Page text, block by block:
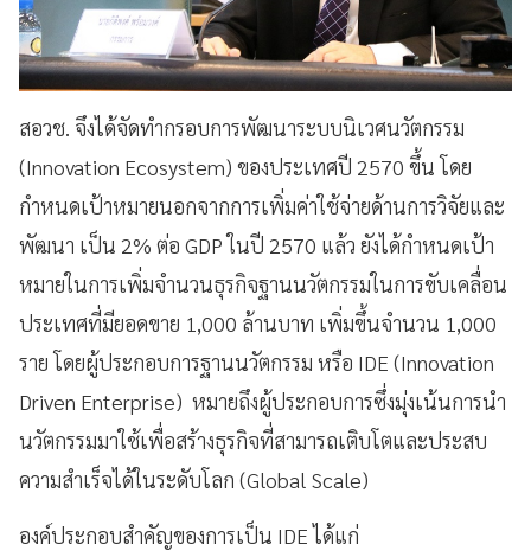
สอวช. จึงได้จัดทำกรอบการพัฒนาระบบนิเวศนวัตกรรม
(Innovation Ecosystem) ของประเทศปี 2570 ขึ้น โดย
กำหนดเป้าหมายนอกจากการเพิ่มค่าใช้จ่ายด้านการวิจัยและ
พัฒนา เป็น 2% ต่อ GDPในปี 2570 แล้ว ยังได้กำหนดเป้า
หมายในการเพิ่มจำนวนธุรกิจฐานนวัตกรรมในการขับเคลื่อน
ประเทศที่มียอดขาย 1 ,000 ล้านบาท เพิ่มขึ้นจำนวน 1 ,000
ราย โดยผู้ประกอบการฐานนวัตกรรม หรือ IDE (Innovation
Driven Enterprise) หมายถึงผู้ประกอบการซึ่งมุ่งเน้นการนำ
นวัตกรรมมาใช้เพื่อสร้างธุรกิจที่สามารถเติบโตและประสบ
ความสำเร็จได้ในระดับโลก (Global Scale)
องค์ประกอบสำคัญของการเป็น IDEได้แก่